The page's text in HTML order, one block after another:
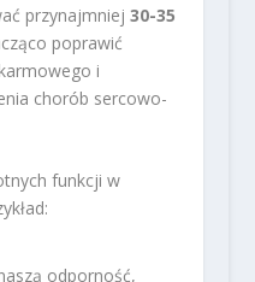
przynajmniej 30-35
poprawić
i
chorób sercowo-
funkcji w
odporność,